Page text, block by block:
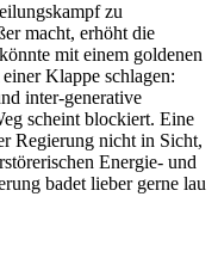
zu
macht, erhöht die
mit einem goldenen
Klappe schlagen:
inter-generative
scheint blockiert. Eine
Regierung nicht in Sicht,
Energie- und
badet lieber gerne lau